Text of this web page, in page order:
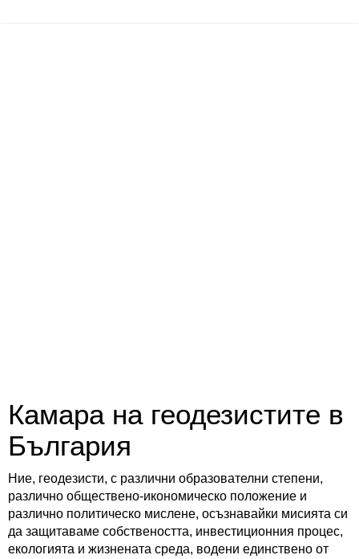
Камара на геодезистите в
България
Ние, геодезисти, с различни образователни степени,
различно обществено-икономическо положение и
различно политическо мислене, осъзнавайки мисията си
да защитаваме собствеността, инвестиционния процес,
екологията и жизнената среда, водени единствено от